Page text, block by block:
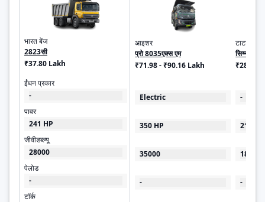
भारत बेंज
2823सी
₹37.80 Lakh
ईंधन प्रकार
-
पावर
241 HP
जीवीडब्ल्यू
28000
पेलोड
-
टॉर्क
आइशर
प्रो 8035एक्स एम
₹71.98 - ₹90.16 Lakh
Electric
350 HP
35000
-
टाटा
सिग्ना
₹28.91
-
219 HP
18500
-